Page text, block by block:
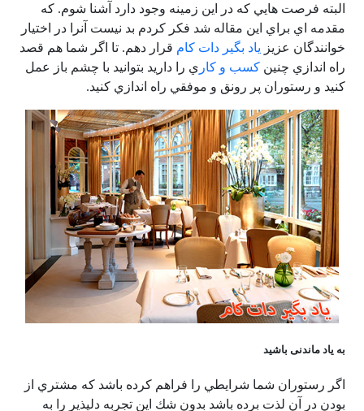
البته فرصت هايي كه در اين زمينه وجود دارد آشنا شوم. كه
مقدمه اي براي اين مقاله شد فکر کردم بد نیست آنرا در اختيار
خوانندگان عزيز ياد بگير دات كام قرار دهم. تا اگر شما هم قصد
راه اندازي چنين كسب و كار ي را داريد بتوانيد با چشم باز عمل
كنيد و رستوران پر رونق و موفقي راه اندازي كنيد.
به یاد ماندنی باشید
اگر رستوران شما شرايطي را فراهم كرده باشد كه مشتري از
بودن در آن لذت برده باشد بدون شك اين تجربه دلپذير را به